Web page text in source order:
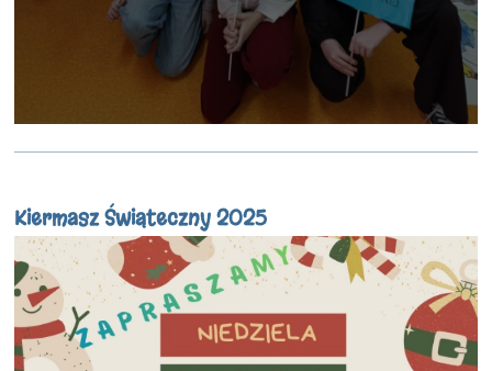
Kiermasz Świąteczny 2025